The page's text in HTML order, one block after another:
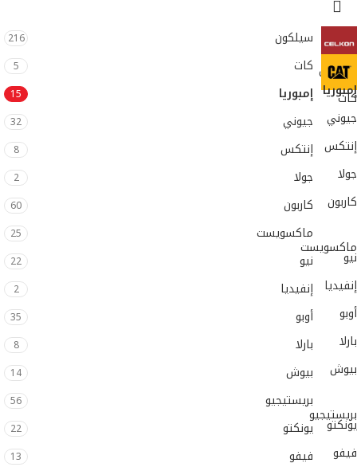
سيلكون
سيلكون 216
كات
كات 5
إمبوريا إمبوريا 15
جيوني جيوني 32
إنتكس إنتكس 8
جولا جولا 2
كاربون كاربون 60
ماكسويست
ماكسويست 25
نيو نيو 22
إنفيديا إنفيديا 2
أوبو أوبو 35
بارلا بارلا 8
بيوش بيوش 14
بريستيجيو
بريستيجيو 56
يونكتو يونكتو 22
فيفو فيفو 13